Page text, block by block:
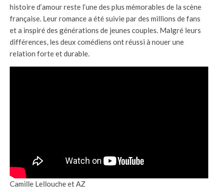
histoire d’amour reste l’une des plus mémorables de la scène
française. Leur romance a été suivie par des millions de fans
et a inspiré des générations de jeunes couples. Malgré leurs
différences, les deux comédiens ont réussi à nouer une
relation forte et durable.
Camille Lellouche et AZ